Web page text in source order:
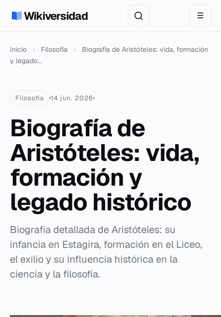
Wikiversidad ☰
Inicio › Filosofía ›
Biografía de Aristóteles: vida, formación
y legado...
Filosofía 14 jun. 2026
Biografía de
Aristóteles: vida,
formación y
legado histórico
Biografía detallada de Aristóteles: su
infancia en Estagira, formación en el Liceo,
el exilio y su influencia histórica en la
ciencia y la filosofía.